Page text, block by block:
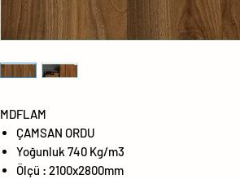
MDFLAM
ÇAMSAN ORDU
Yoğunluk 740 Kg/m3
Ölçü : 2100x2800mm